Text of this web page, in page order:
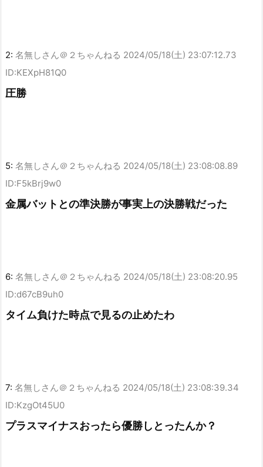
2: 名無しさん＠２ちゃんねる 2024/05/18(土) 23:07:12.73
ID:KEXpH81Q0
圧勝
5: 名無しさん＠２ちゃんねる 2024/05/18(土) 23:08:08.89
ID:F5kBrj9w0
金属バットとの準決勝が事実上の決勝戦だった
6: 名無しさん＠２ちゃんねる 2024/05/18(土) 23:08:20.95
ID:d67cB9uh0
タイム負けた時点で見るの止めたわ
7: 名無しさん＠２ちゃんねる 2024/05/18(土) 23:08:39.34
ID:KzgOt45U0
プラスマイナスおったら優勝しとったんか？